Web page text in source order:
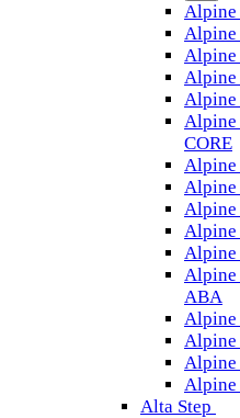
Alpine
Alpine
Alpine
Alpine
Alpine
CORE
Alpine
Alpine
Alpine
Alpine
Alpine
Alpine
ABA
Alpine
Alpine
Alpine
Alpine
Alta Step